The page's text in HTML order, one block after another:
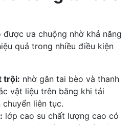
ưa chuộng nhờ khả năng
quả trong nhiều điều kiện
trội: nhờ gân tai bèo và thanh
vật liệu trên băng khi tải
liên tục.
lớp cao su chất lượng cao có